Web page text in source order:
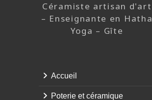
Céramiste artisan d'art
– Enseignante en Hatha
Yoga – Gîte
Accueil
Poterie et céramique